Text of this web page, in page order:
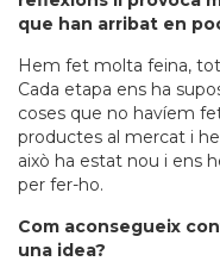
que han arribat en
Hem fet molta feina,
Cada etapa ens ha
coses que no havíem
productes al mercat i
això ha estat nou i ens
per fer-ho.
Com aconsegueix
una idea?